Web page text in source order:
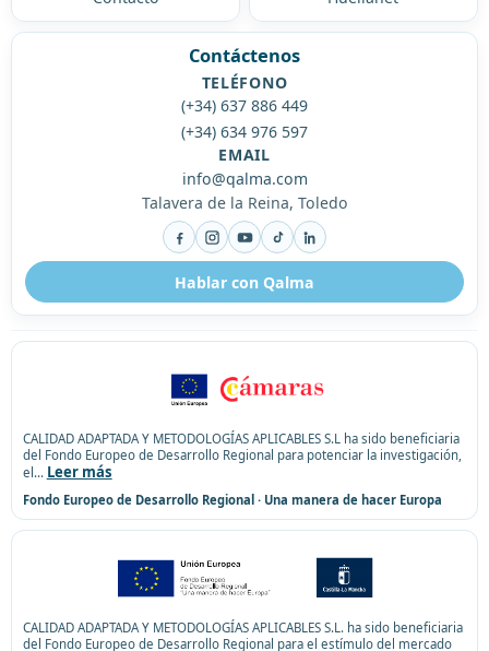
Contáctenos
TELÉFONO
(+34) 637 886 449
(+34) 634 976 597
EMAIL
info@qalma.com
Talavera de la Reina, Toledo
Facebook
Instagram
YouTube
TikTokLinkedIn
Hablar con Qalma
CALIDAD ADAPTADA Y METODOLOGÍAS APLICABLES S.L ha sido beneficiaria
del Fondo Europeo de Desarrollo Regional para potenciar la investigación,
el ... Leer más
Fondo Europeo de Desarrollo Regional · Una manera de hacer Europa
CALIDAD ADAPTADA Y METODOLOGÍAS APLICABLES S.L. ha sido beneficiaria
del Fondo Europeo de Desarrollo Regional para el estímulo del mercado